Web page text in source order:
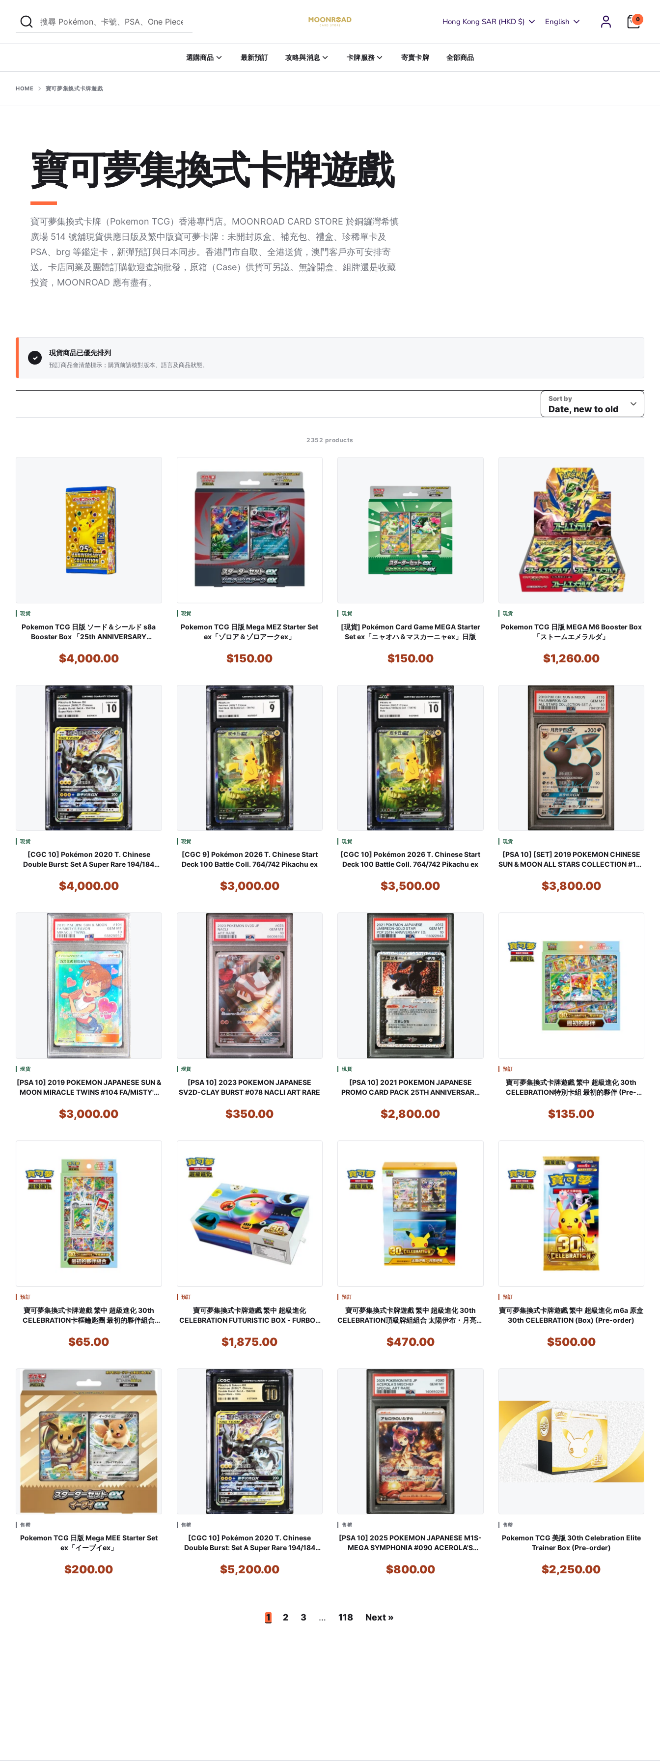
content
Search
搜
尋
號、
PSA、
Currency
Hong Kong SAR (HKD $) Language
English 0
選購商品 最新預訂 攻略與消息 卡牌服務 寄賣卡牌 全部商品
HOME 寶可夢集換式卡牌遊戲
寶可夢集換式卡牌遊戲
寶可夢集換式卡牌（Pokemon TCG）香港專門店。MOONROAD CARD STORE 於銅鑼灣希慎
廣場 514 號舖現貨供應日版及繁中版寶可夢卡牌：未開封原盒、補充包、禮盒、珍稀單卡及
PSA、brg 等鑑定卡，新彈預訂與日本同步。香港門市自取、全港送貨，澳門客戶亦可安排寄
送。卡店同業及團體訂購歡迎查詢批發，原箱（Case）供貨可另議。無論開盒、組牌還是收藏
投資，MOONROAD 應有盡有。
✓
現貨商品已優先排列
預訂商品會清楚標示；購買前請核對版本、語言及商品狀態。
Sort by
Date, new to old
2352 products
現貨
Pokemon TCG 日版 ソード＆シールド s8a
Booster Box 「25th ANNIVERSARY
$4,000.00
現貨
Pokemon TCG 日版 Mega MEZ Starter Set
ex「ゾロア＆ゾロアークex」
$150.00
現貨
[現貨] Pokémon Card Game MEGA Starter
Set ex「ニャオハ＆マスカーニャex」日版
$150.00
現貨
Pokemon TCG 日版 MEGA M6 Booster Box
「ストームエメラルダ」
$1,260.00
現貨
[CGC 10] Pokémon 2020 T. Chinese
Double Burst: Set A Super Rare 194/184
$4,000.00
現貨
[CGC 9] Pokémon 2026 T. Chinese Start
Deck 100 Battle Coll. 764/742 Pikachu ex
$3,000.00
現貨
[CGC 10] Pokémon 2026 T. Chinese Start
Deck 100 Battle Coll. 764/742 Pikachu ex
$3,500.00
現貨
[PSA 10] [SET] 2019 POKEMON CHINESE
SUN & MOON ALL STARS COLLECTION #176
,SYLVEON GX
$3,800.00
現貨
[PSA 10] 2019 POKEMON JAPANESE SUN &
MOON MIRACLE TWINS #104 FA/MISTY'S
$3,000.00
現貨
[PSA 10] 2023 POKEMON JAPANESE
SV2D-CLAY BURST #078 NACLI ART RARE
$350.00
現貨
[PSA 10] 2021 POKEMON JAPANESE
PROMO CARD PACK 25TH ANNIVERSARY
25TH ANNIVERSARY ED.
$2,800.00
預訂
寶可夢集換式卡牌遊戲 繁中 超級進化 30th
CELEBRATION特別卡組 最初的夥伴 (Pre-
$135.00
預訂
寶可夢集換式卡牌遊戲 繁中 超級進化 30th
CELEBRATION卡框鑰匙圈 最初的夥伴組合
$65.00
預訂
寶可夢集換式卡牌遊戲 繁中 超級進化
CELEBRATION FUTURISTIC BOX - FURBOX
$1,875.00
預訂
寶可夢集換式卡牌遊戲 繁中 超級進化 30th
CELEBRATION頂級牌組組合 太陽伊布・月亮伊
$470.00
預訂
寶可夢集換式卡牌遊戲 繁中 超級進化 m6a 原盒
30th CELEBRATION (Box) (Pre-order)
$500.00
售罄
Pokemon TCG 日版 Mega MEE Starter Set
ex「イーブイex」
$200.00
售罄
[CGC 10] Pokémon 2020 T. Chinese
Double Burst: Set A Super Rare 194/184
$5,200.00
售罄
[PSA 10] 2025 POKEMON JAPANESE M1S-
MEGA SYMPHONIA #090 ACEROLA'S
$800.00
售罄
Pokemon TCG 美版 30th Celebration Elite
Trainer Box (Pre-order)
$2,250.00
1 2 3 … 118 Next »